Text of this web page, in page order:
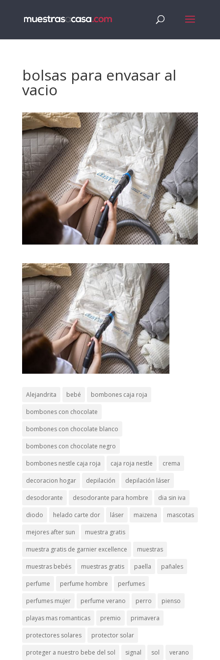
bolsas para envasar al
vacio
Alejandrita bebé bombones caja roja
bombones con chocolate
bombones con chocolate blanco
bombones con chocolate negro
bombones nestle caja roja caja roja nestle crema
decoracion hogar depilación depilación láser
desodorante desodorante para hombre dia sin iva
diodo helado carte dor láser maizena mascotas
mejores after sun muestra gratis
muestra gratis de garnier excellence muestras
muestras bebés muestras gratis paella pañales
perfume perfume hombre perfumes
perfumes mujer perfume verano perro pienso
playas mas romanticas premio primavera
protectores solares protector solar
proteger a nuestro bebe del sol signal sol verano